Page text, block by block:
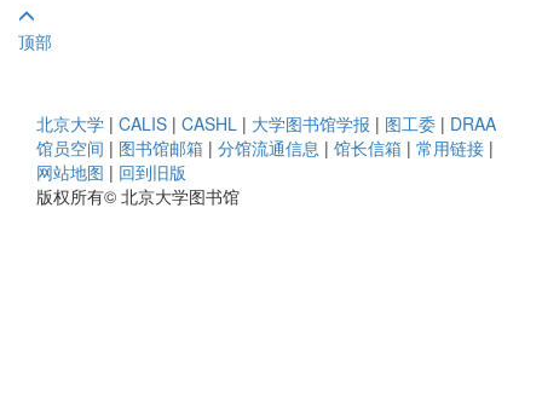
顶部
北京大学 | CALIS | CASHL | 大学图书馆学报 | 图工委 | DRAA
馆员空间 | 图书馆邮箱 | 分馆流通信息 | 馆长信箱 | 常用链接 |
网站地图 | 回到旧版
版权所有© 北京大学图书馆